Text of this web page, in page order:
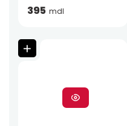
395 mdl